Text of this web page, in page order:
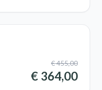
€ 455,00
€ 364,00